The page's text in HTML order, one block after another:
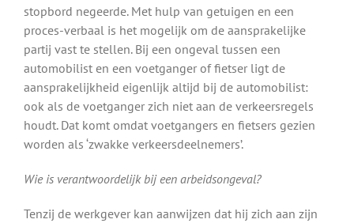
stopbord negeerde. Met hulp van getuigen en een
proces-verbaal is het mogelijk om de aansprakelijke
partij vast te stellen. Bij een ongeval tussen een
automobilist en een voetganger of fietser ligt de
aansprakelijkheid eigenlijk altijd bij de automobilist:
ook als de voetganger zich niet aan de verkeersregels
houdt. Dat komt omdat voetgangers en fietsers gezien
worden als ‘zwakke verkeersdeelnemers’.
Wie is verantwoordelijk bij een arbeidsongeval?
Tenzij de werkgever kan aanwijzen dat hij zich aan zijn